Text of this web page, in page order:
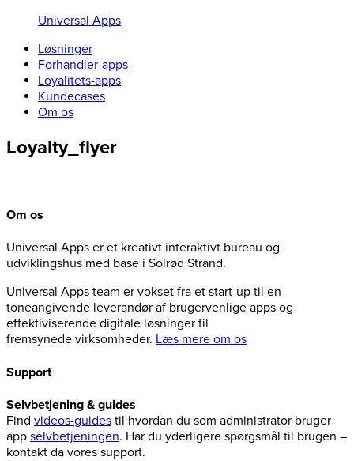
Universal Apps
Løsninger
Forhandler-apps
Loyalitets-apps
Kundecases
Om os
Loyalty_flyer
Om os
Universal Apps er et kreativt interaktivt bureau og
udviklingshus med base i Solrød Strand.
Universal Apps team er vokset fra et start-up til en
toneangivende leverandør af brugervenlige apps og
effektiviserende digitale løsninger til
fremsynede virksomheder. Læs mere om os
Support
Selvbetjening & guides
Find videos-guides til hvordan du som administrator bruger
app selvbetjeningen. Har du yderligere spørgsmål til brugen –
kontakt da vores support.